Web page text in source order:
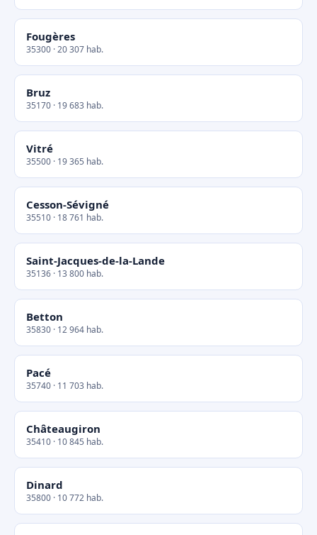
Fougères
35300 · 20 307 hab.
Bruz
35170 · 19 683 hab.
Vitré
35500 · 19 365 hab.
Cesson-Sévigné
35510 · 18 761 hab.
Saint-Jacques-de-la-Lande
35136 · 13 800 hab.
Betton
35830 · 12 964 hab.
Pacé
35740 · 11 703 hab.
Châteaugiron
35410 · 10 845 hab.
Dinard
35800 · 10 772 hab.